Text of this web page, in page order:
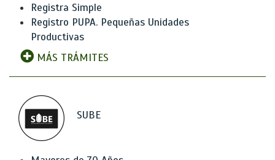
Registra Simple
Registro PUPA. Pequeñas Unidades
Productivas
MÁS TRÁMITES
SUBE